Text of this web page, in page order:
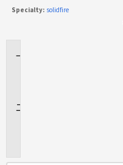
Specialty: solidfire